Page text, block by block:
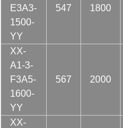
E3A3-
1500-
YY
547 1800
XX-
A1-3-
F3A5-
1600-
YY
567 2000
XX-